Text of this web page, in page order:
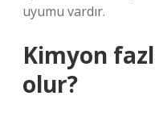
uyumu vardır.
Kimyon
olur?